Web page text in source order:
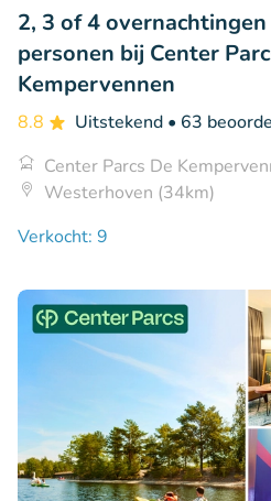
2, 3 of 4
personen bij Center
Kempervennen
8.8 Uitstekend • 63
Center Parcs De
Westerhoven (34km)
Verkocht: 9